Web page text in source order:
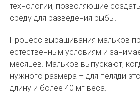
технологии, позволяющие
среду для разведения рыбы.
Процесс выращивания мальков
естественным условиям и
месяцев. Мальков выпускают,
нужного размера – для пеляди
длину и более 40 мг веса.